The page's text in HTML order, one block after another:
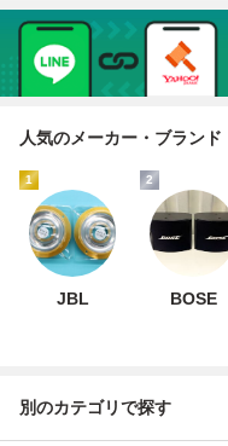
人気のメーカー・ブランド
1
JBL
2
BOSE
別のカテゴリで探す